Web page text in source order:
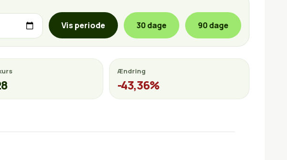
Vis periode 30 dage 90 dage
Ændring
-43,36%